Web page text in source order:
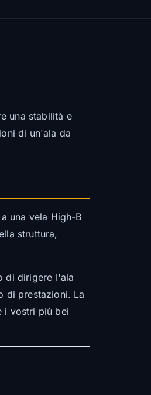
una stabilità e
di un'ala da
una vela High-B
struttura,
di dirigere l'ala
di prestazioni. La
i vostri più bei